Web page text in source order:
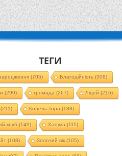
ТЕГИ
(705) Благодійність (308)
(299) громада (267) Ліцей (216)
(211) Колель Тора (188)
клуб (149) Ханука (111)
(108) Золотий вік(105)